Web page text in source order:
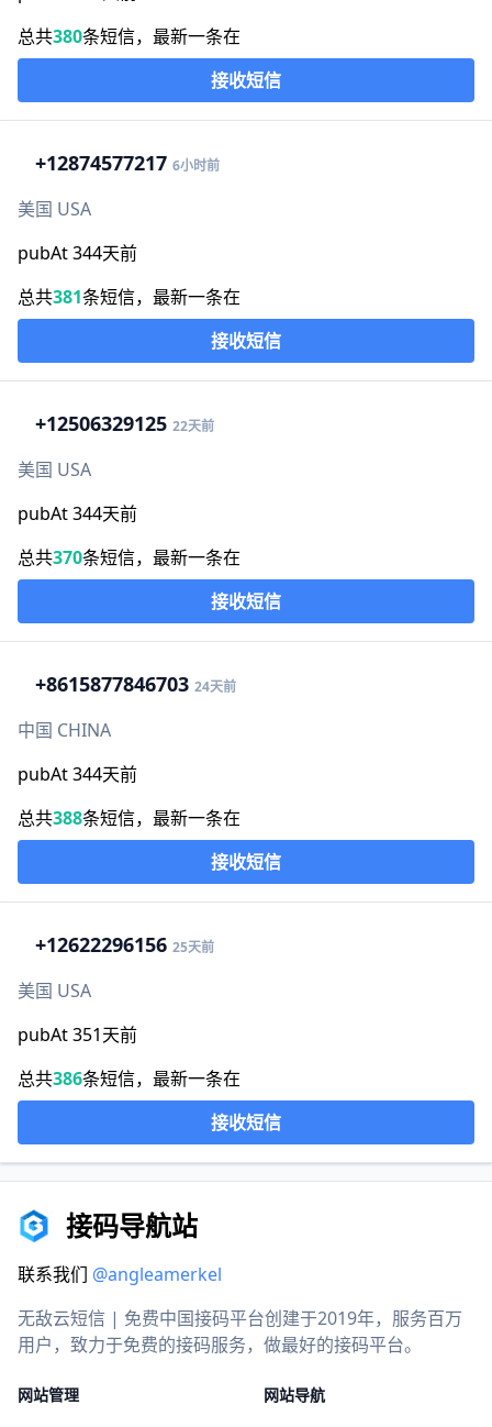
总共380条短信，最新一条在
接收短信
+12874577217 6小时前
美国 USA
pubAt 344天前
总共381条短信，最新一条在
接收短信
+12506329125 22天前
美国 USA
pubAt 344天前
总共370条短信，最新一条在
接收短信
+8615877846703 24天前
中国 CHINA
pubAt 344天前
总共388条短信，最新一条在
接收短信
+12622296156 25天前
美国 USA
pubAt 351天前
总共386条短信，最新一条在
接收短信
接码导航站
联系我们 @angleamerkel
无敌云短信 | 免费中国接码平台创建于2019年，服务百万
用户，致力于免费的接码服务，做最好的接码平台。
网站管理 网站导航